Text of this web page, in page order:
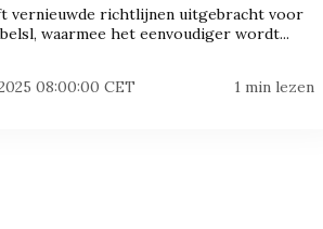
vernieuwde richtlijnen uitgebracht voor
waarmee het eenvoudiger wordt...
08:00:00 CET 1 min lezen